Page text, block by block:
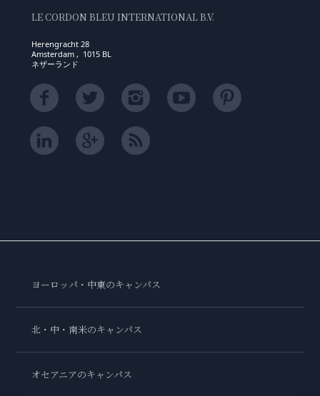
LE CORDON BLEU INTERNATIONAL B.V.
Herengracht 28
Amsterdam , 1015 BL
ネザーランド
ヨーロッパ・中東のキャンパス
北・中・南米のキャンパス
オセアニアのキャンパス